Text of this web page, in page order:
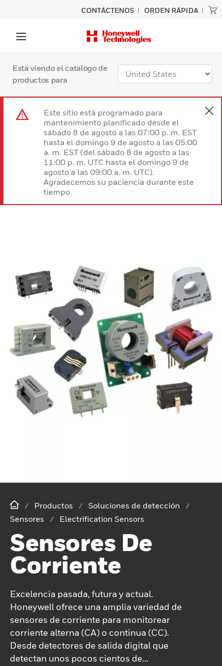
CONTÁCTENOS ORDEN RÁPIDA
Está viendo el catálogo de
productos para
Este sitio está programado para
mantenimiento planificado desde el
sábado 8 de agosto a las 07:00 p. m. EST
hasta el domingo 9 de agosto a las 05:00
a. m. EST (del sábado 8 de agosto a las
11:00 p. m. UTC hasta el domingo 9 de
agosto a las 09:00 a. m. UTC).
Agradecemos su paciencia durante este
tiempo.
Productos
Soluciones de detección
Sensores
Electrification Sensors
Sensores De
Corriente
Excelencia pasada, futura y actual.
Honeywell ofrece una amplia variedad de
sensores de corriente para monitorear
corriente alterna (CA) o continua (CC).
Desde detectores de salida digital que
detectan unos pocos cientos de